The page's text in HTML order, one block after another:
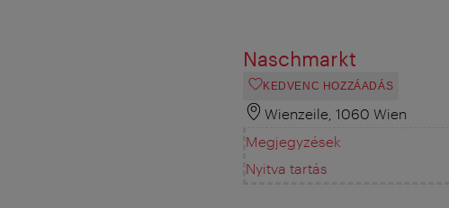
Naschmarkt
KEDVENC HOZZÁADÁS
Wienzeile, 1060 Wien
Megjegyzések
Nyitva tartás